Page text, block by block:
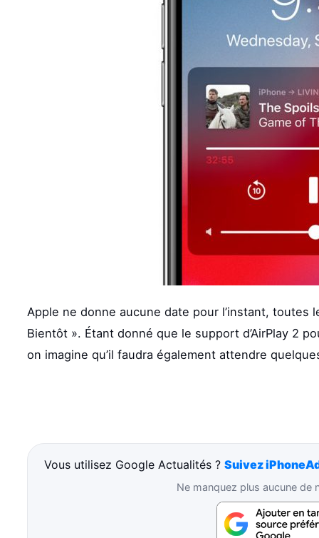
Apple ne donne aucune date pour l’instant, toutes
Bientôt ». Étant donné que le support d’AirPlay 2
on imagine qu’il faudra également attendre
Vous utilisez Google Actualités ?Suivez
Ne manquez plus aucune de